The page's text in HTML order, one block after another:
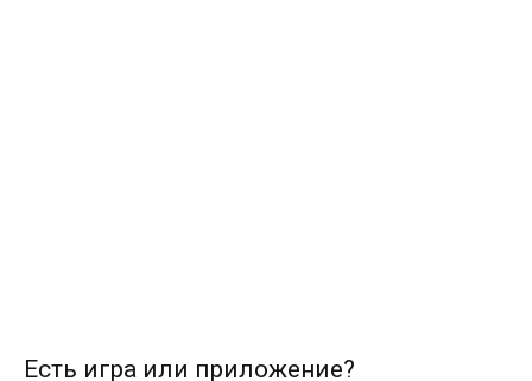
Есть игра или приложение?